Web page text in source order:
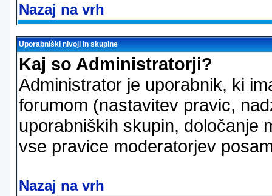
Nazaj na vrh
Uporabniški nivoji in skupine
Kaj so Administratorji?
Administrator je uporabnik, ki
forumom (nastavitev pravic,
uporabniških skupin, določanje
vse pravice moderatorjev
Nazaj na vrh